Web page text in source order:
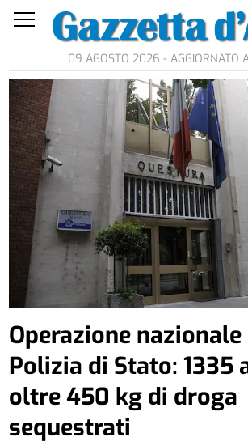
09 AGOSTO 2026 - AGGIORNATO
Operazione
Polizia di Stato: 1335
oltre 450 kg di droga
sequestrati